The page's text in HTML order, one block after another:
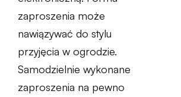
zaproszenia może
nawiązywać do stylu
przyjęcia w ogrodzie.
Samodzielnie wykonane
zaproszenia na pewno